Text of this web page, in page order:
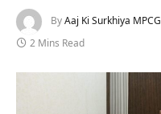
ByAaj Ki Surkhiya MPCG
2 Mins Read